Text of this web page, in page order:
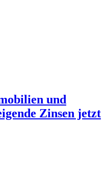
und
Zinsen jetzt